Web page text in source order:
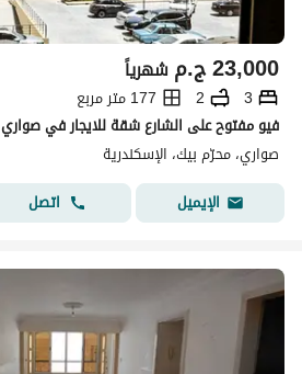
ج.م23,000 شهرياً
3
2
177 متر مربع
فيو مفتوح على الشارع شقة للايجار في صواري
صواري، محرّم بيك، الإسكندرية
الإيميل
اتصل